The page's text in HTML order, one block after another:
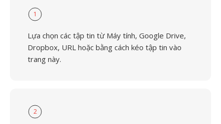
1
Lựa chọn các tập tin từ Máy tính, Google Drive,
Dropbox, URL hoặc bằng cách kéo tập tin vào
trang này.
2